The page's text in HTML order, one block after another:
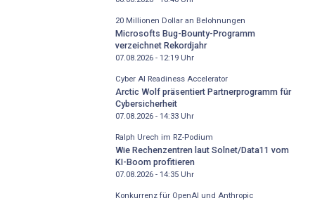
20 Millionen Dollar an Belohnungen
Microsofts Bug-Bounty-Programm
verzeichnet Rekordjahr
07.08.2026 - 12:19Uhr
Cyber AI Readiness Accelerator
Arctic Wolf präsentiert Partnerprogramm für
Cybersicherheit
07.08.2026 - 14:33Uhr
Ralph Urech im RZ-Podium
Wie Rechenzentren laut Solnet/Data11 vom
KI-Boom profitieren
07.08.2026 - 14:35Uhr
Konkurrenz für OpenAI und Anthropic